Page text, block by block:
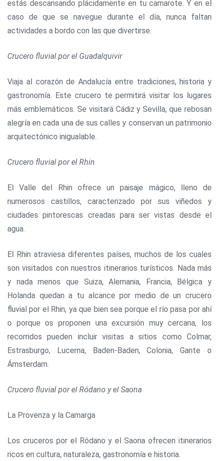
estás descansando plácidamente en tu camarote. Y en el
caso de que se navegue durante el día, nunca faltan
actividades a bordo con las que divertirse.
Crucero fluvial por el Guadalquivir
Viaja al corazón de Andalucía entre tradiciones, historia y
gastronomía. Este crucero te permitirá visitar los lugares
más emblemáticos. Se visitará Cádiz y Sevilla, que rebosan
alegría en cada una de sus calles y conservan un patrimonio
arquitectónico inigualable.
Crucero fluvial por el Rhin
El Valle del Rhin ofrece un paisaje mágico, lleno de
numerosos castillos, caracterizado por sus viñedos y
ciudades pintorescas creadas para ser vistas desde el
agua.
El Rhin atraviesa diferentes países, muchos de los cuales
son visitados con nuestros itinerarios turísticos. Nada más
y nada menos que Suiza, Alemania, Francia, Bélgica y
Holanda quedan a tu alcance por medio de un crucero
fluvial por el Rhin, ya que bien sea porque el río pasa por ahí
o porque os proponen una excursión muy cercana, los
recorridos pueden incluir visitas a sitios como Colmar,
Estrasburgo, Lucerna, Baden-Baden, Colonia, Gante o
Ámsterdam.
Crucero fluvial por el Ródano y el Saona
La Provenza y la Camarga
Los cruceros por el Ródano y el Saona ofrecen itinerarios
ricos en cultura, naturaleza, gastronomía e historia.